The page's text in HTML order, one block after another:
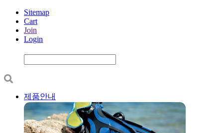
Sitemap
Cart
Join
Login
제품안내